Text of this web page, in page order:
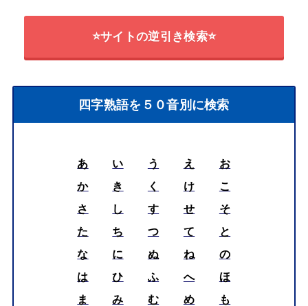
⭐サイトの逆引き検索⭐
四字熟語を５０音別に検索
あ い う え
お
か
き く け
こ
さ
し す せ
そ
た
ち つ て
と
な
に ぬ ね
の
は
ひ ふ へ
ほ
ま
み む め
も